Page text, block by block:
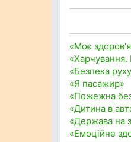
«Моє
«Харчування.
«Безпека
«Я пасажир»
«Пожежна
«Дитина в
«Держава на
«Емоційне